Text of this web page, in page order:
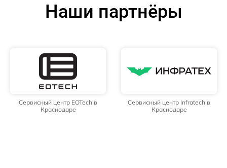
Наши партнёры
Сервисный центр EOTech в
Краснодаре
Сервисный центр Infratech в
Краснодаре